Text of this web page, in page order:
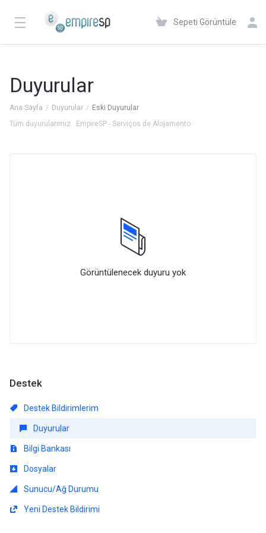
Sepeti Görüntüle
Duyurular
Ana Sayfa Duyurular
Eski Duyurular
Tüm duyurularımız : EmpireSP - Serviços de Alojamento
Görüntülenecek duyuru yok
Destek
Destek Bildirimlerim
Duyurular
Bilgi Bankası
Dosyalar
Sunucu/Ağ Durumu
Yeni Destek Bildirimi